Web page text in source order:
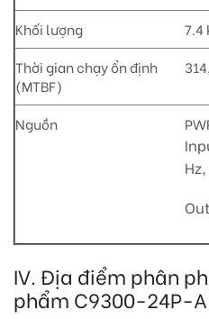
Khối lượng
7.4
Thời gian chạy ổn định
(MTBF)
Nguồn
IV. Địa điểm phân
phẩm C9300-24P-A